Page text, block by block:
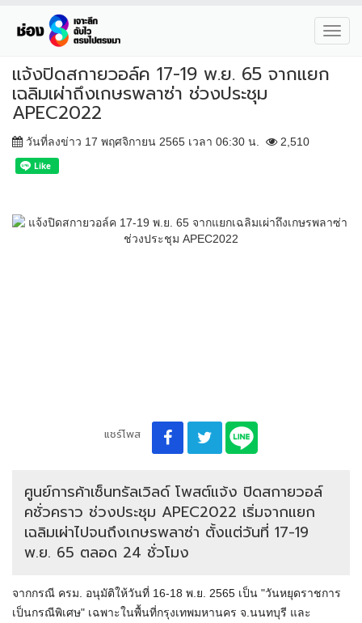
แจ้งปิดสกายวอล์ค 17-19 พ.ย. 65 จากแยก
เฉลิมเผ่าถึงเกษรพลาซ่า ช่วงประชุม
APEC2022
วันที่ลงข่าว 17 พฤศจิกายน 2565 เวลา 06:30 น. 2,510
แชร์โพส
ศูนย์การค้าเซ็นทรัลเวิลด์ โพสต์แจ้ง ปิดสกายวอล์
คชั่วคราว ช่วงประชุม APEC2022 เริ่มจากแยก
เฉลิมเผ่าไปจนถึงเกษรพลาซ่า ตั้งแต่วันที่ 17-19
พ.ย. 65 ตลอด 24 ชั่วโมง
จากกรณี ครม. อนุมัติให้วันที่ 16-18 พ.ย. 2565 เป็น "วันหยุดราชการ
เป็นกรณีพิเศษ" เฉพาะในพื้นที่กรุงเทพมหานคร จ.นนทบุรี และ